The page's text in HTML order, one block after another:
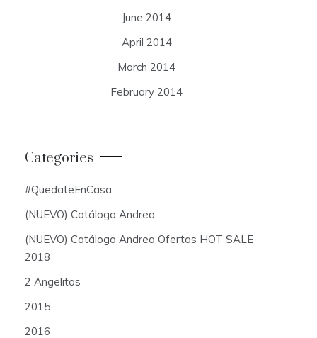
June 2014
April 2014
March 2014
February 2014
Categories
#QuedateEnCasa
(NUEVO) Catálogo Andrea
(NUEVO) Catálogo Andrea Ofertas HOT SALE
2018
2 Angelitos
2015
2016